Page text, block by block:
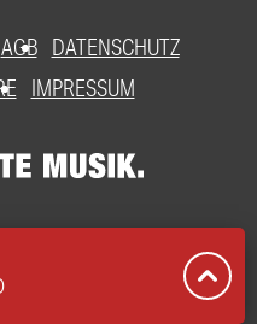
AGB DATENSCHUTZ
IMPRESSUM